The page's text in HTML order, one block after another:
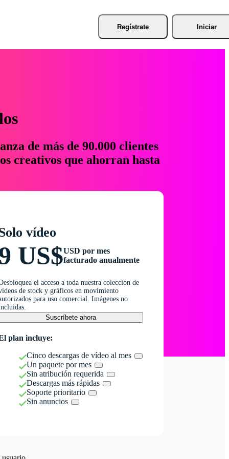
Regístrate Iniciar
de más de 90.000 clientes
creativos que ahorran hasta
vídeo
US$USD por mes
facturado anualmente
el acceso a toda nuestra colección de
de stock y gráficos en movimiento
para uso comercial. Imágenes no
Suscríbete ahora
plan incluye:
Cinco descargas de vídeo al mes
Un paquete por mes
Sin atribución requerida
Descargas más rápidas
Soporte prioritario
Sin anuncios